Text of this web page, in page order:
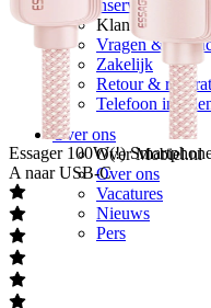
Klantenservice
Klantenservice
Vragen &
Zakelijk
Retour &
Telefoon
Over ons
Over Mobiel.nl
Over ons
Vacatures
Nieuws
Pers
Essager 100W(!)
A naar USB-C